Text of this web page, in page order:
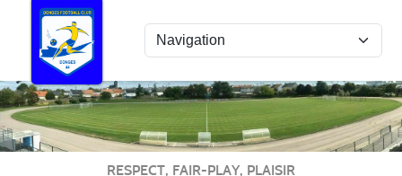
RESPECT, FAIR-PLAY, PLAISIR
Panneau de gestion des cookies